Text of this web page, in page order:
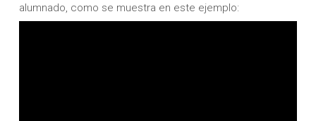
alumnado, como se muestra en este ejemplo: